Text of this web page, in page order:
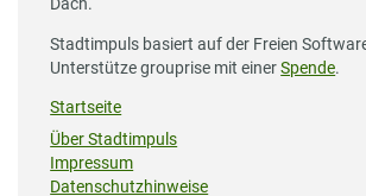
Stadtimpuls basiert auf der Freien
Unterstütze grouprise mit einerSpende.
Startseite
Über Stadtimpuls
Impressum
Datenschutzhinweise